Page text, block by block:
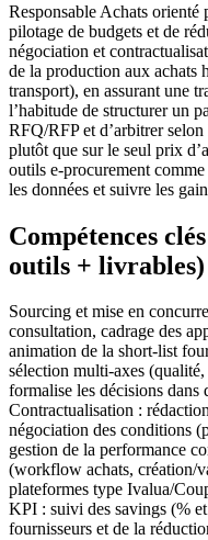
Responsable Achats
pilotage de budgets et de
négociation et
de la production aux achats
transport), en assurant une
l’habitude de structurer un
RFQ/RFP et d’arbitrer
plutôt que sur le seul prix
outils e-procurement
les données et suivre les
Compétences
outils + livrables)
Sourcing et mise en
consultation, cadrage des
animation de la short-list
sélection multi-axes
formalise les décisions dans
Contractualisation :
négociation des conditions
gestion de la performance
(workflow achats, création/
plateformes type Ivalua/
KPI : suivi des savings (%
fournisseurs et de la